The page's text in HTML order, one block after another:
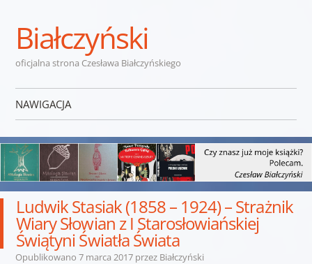
Białczyński
oficjalna strona Czesława Białczyńskiego
NAWIGACJA
Ludwik Stasiak (1858 – 1924) – Strażnik
Wiary Słowian z I Starosłowiańskiej
Świątyni Światła Świata
Opublikowano 7 marca 2017przez Białczyński